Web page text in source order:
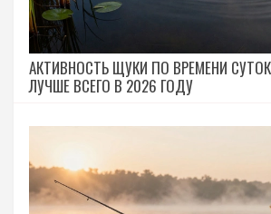
АКТИВНОСТЬ ЩУКИ ПО ВРЕМЕНИ
ЛУЧШЕ ВСЕГО В 2026 ГОДУ